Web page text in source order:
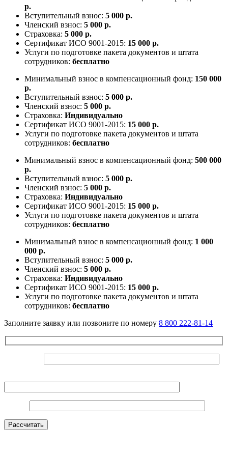
р.
Вступительный взнос: 5 000 р.
Членский взнос: 5 000 р.
Страховка: 5 000 р.
Сертификат ИСО 9001-2015: 15 000 р.
Услуги по подготовке пакета документов и штата
сотрудников: бесплатно
Минимальный взнос в компенсационный фонд: 150 000
р.
Вступительный взнос: 5 000 р.
Членский взнос: 5 000 р.
Страховка: Индивидуально
Сертификат ИСО 9001-2015: 15 000 р.
Услуги по подготовке пакета документов и штата
сотрудников: бесплатно
Минимальный взнос в компенсационный фонд: 500 000
р.
Вступительный взнос: 5 000 р.
Членский взнос: 5 000 р.
Страховка: Индивидуально
Сертификат ИСО 9001-2015: 15 000 р.
Услуги по подготовке пакета документов и штата
сотрудников: бесплатно
Минимальный взнос в компенсационный фонд: 1 000
000 р.
Вступительный взнос: 5 000 р.
Членский взнос: 5 000 р.
Страховка: Индивидуально
Сертификат ИСО 9001-2015: 15 000 р.
Услуги по подготовке пакета документов и штата
сотрудников: бесплатно
Заполните заявку или позвоните по номеру 8 800 222-81-14
Оставьте это поле пустым.
Рассчитать